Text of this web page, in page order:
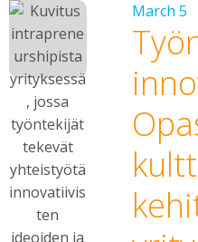
March 5